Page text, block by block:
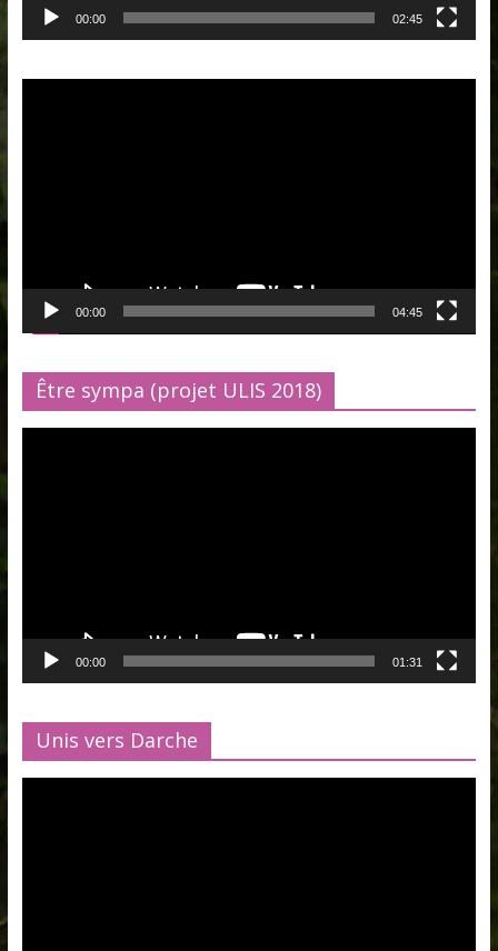
00:00 02:45
00:00 04:45
Être sympa (projet ULIS 2018)
00:00 01:31
Unis vers Darche